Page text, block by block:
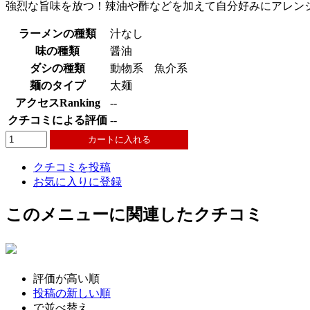
強烈な旨味を放つ！辣油や酢などを加えて自分好みにアレン
ラーメンの種類
汁なし
味の種類
醤油
ダシの種類
動物系 魚介系
麺のタイプ
太麺
アクセスRanking
--
クチコミによる評価 --
クチコミを投稿
お気に入りに登録
このメニューに関連したクチコミ
評価が高い順
投稿の新しい順
で並べ替え